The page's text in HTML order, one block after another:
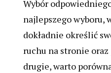
Wybór
najlepszego wyboru,
dokładnie określić
ruchu na stronie
drugie, warto